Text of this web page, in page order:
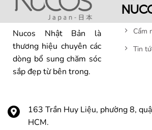
Nucos Nhật Bản là
thương hiệu chuyên các
dòng bổ sung chăm sóc
sắp đẹp từ bên trong.
Cẩm
Tin
163 Trần Huy Liệu, phường 8,
HCM.